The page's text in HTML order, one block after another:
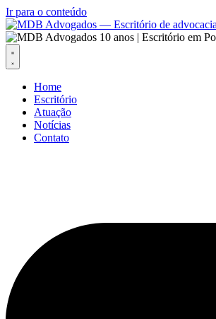
Ir para o conteúdo
Home
Escritório
Atuação
Notícias
Contato